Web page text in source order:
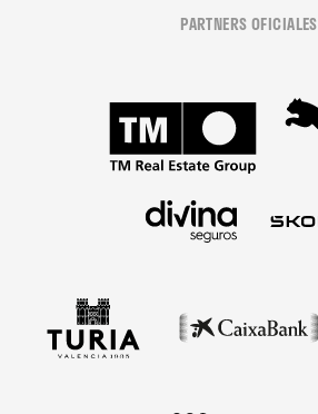
PARTNERS OFICIALES